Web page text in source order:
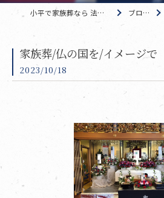
小平で家族葬なら 法善寺 ブログ
家族葬/仏の国を/イメージで
2023/10/18